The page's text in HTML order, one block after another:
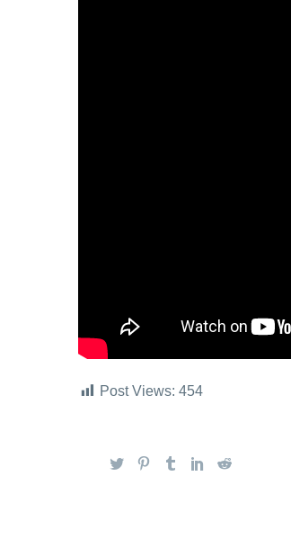
Post Views: 454